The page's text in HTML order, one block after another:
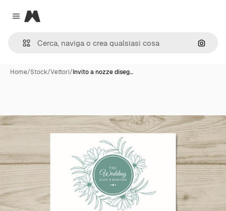
Close menu
Magnific
Cerca
Home/Stock/Vettori/Invito a nozze diseg…